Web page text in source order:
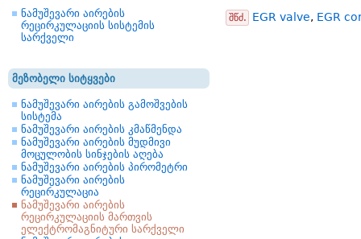
ნამუშევარი აირების
რეცირკულაციის სისტემის
სარქველი
მეზობელი სიტყვები
ნამუშევარი აირების გამოშვების
სისტემა
ნამუშევარი აირების კმაწმენდა
ნამუშევარი აირების მუდმივი
მოცულობის სინჯების აღება
ნამუშევარი აირების პირომეტრი
ნამუშევარი აირების
რეცირკულაცია
ნამუშევარი აირების
რეცირკულაციის მართვის
ელექტრომაგნიტური სარქველი
შწძ. EGR valve, EGR